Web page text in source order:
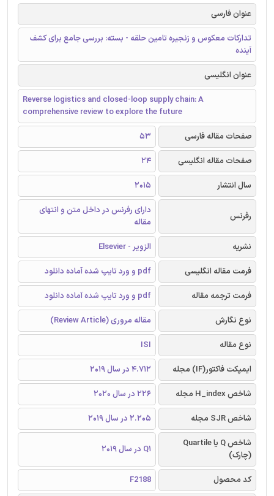
عنوان فارسی
تدارکات معکوس و زنجیره‌ تامین حلقه - بسته: بررسی جامع برای کشف
آینده
عنوان انگلیسی
Reverse logistics and closed-loop supply chain: A
comprehensive review to explore the future
صفحات مقاله فارسی
53
صفحات مقاله انگلیسی
24
سال انتشار
2015
رفرنس
دارای رفرنس در داخل متن و انتهای
مقاله
نشریه
الزویر - Elsevier
فرمت مقاله انگلیسی
pdf و ورد تایپ شده آماده دانلود
فرمت ترجمه مقاله
pdf و ورد تایپ شده آماده دانلود
نوع نگارش
مقاله مروری (Review Article)
نوع مقاله
ISI
ایمپکت فاکتور(IF) مجله
4.712 در سال 2019
شاخص H_index مجله
226 در سال 2020
شاخص SJR مجله
2.205 در سال 2019
شاخص Q یا Quartile
(چارک)
Q1 در سال 2019
کد محصول
F2188